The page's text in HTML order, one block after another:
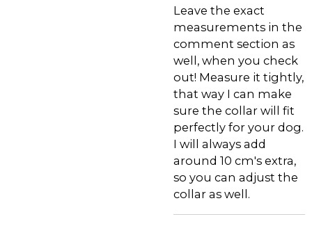
Leave the exact
measurements in the
comment section as
well, when you check
out! Measure it tightly,
that way I can make
sure the collar will fit
perfectly for your dog.
I will always add
around 10 cm's extra,
so you can adjust the
collar as well.